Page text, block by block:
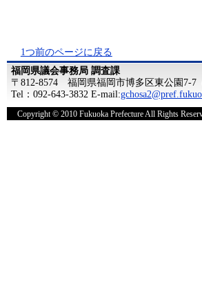
1つ前のページに戻る
福岡県議会事務局 調査課
〒812-8574 福岡県福岡市博多区東公園7-7
Tel：092-643-3832 E-mail:
Copyright © 2010 Fukuoka Prefecture All Rights